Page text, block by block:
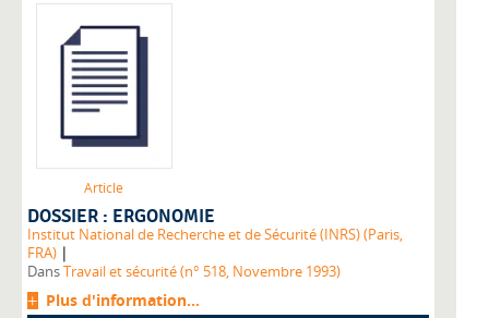
Article
DOSSIER : ERGONOMIE
Institut National de Recherche et de Sécurité (INRS) (Paris,
FRA) |
DansTravail et sécurité (n° 518, Novembre 1993)
Plus d'information...